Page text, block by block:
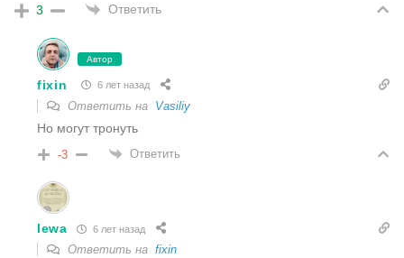
3 Ответить
Автор
fixin 6 лет назад
Ответить на Vasiliy
Но могут тронуть
-3 Ответить
lewa 6 лет назад
Ответить на fixin